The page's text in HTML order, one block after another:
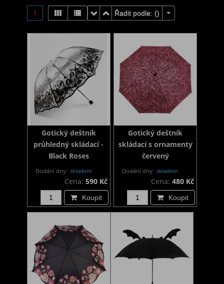
1 Řadit podle: ()
Gotický deštník
průhledný skládací -
Black Roses
Dodání dny: skladem
Cena: 590 Kč
Koupit
Gotický deštník
skládací s ornamenty
červený
Dodání dny: skladem
Cena: 480 Kč
Koupit